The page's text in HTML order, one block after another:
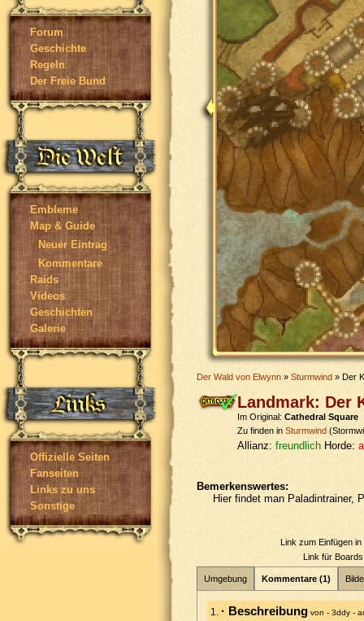
Forum
Geschichte
Regeln
Der Freie Bund
Embleme
Map & Guide
Neuer Eintrag
Kommentare
Raids
Videos
Geschichten
Galerie
Offizielle Seiten
Fanseiten
Links zu uns
Sonstige
Der Wald von Elwynn » Sturmwind » Der
Landmark: Der
Im Original: Cathedral Square
Zu finden in Sturmwind
Allianz: freundlich Horde:
Bemerkenswertes:
Hier findet man Paladintrainer,
Link zum Einfügen
Link für
Umgebung Kommentare (1)
1. · Beschreibung von - 3ddy -